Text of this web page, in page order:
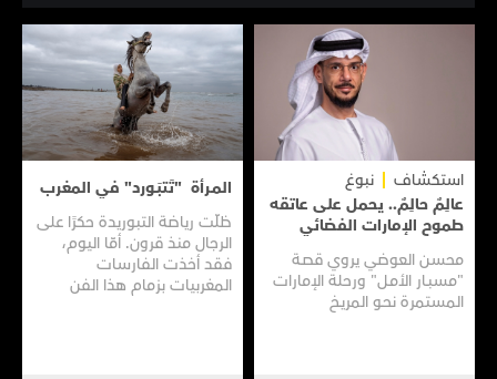
استكشاف
نبوغ
عالِمٌ حالِمٌ.. يحمل على عاتقه
طموح الإمارات الفضائي
محسن العوضي يروي قصـة
"مسبـار الأمـل" ورحلة الإمارات
المستمرة نحـو المريـخ
المـرأة "تَتبَـورد" في المغرب
ظلّت رياضة التبوريدة حكرًا على
الرجال منذ قرون. أمّا اليوم،
فقد أخذت الفارسات
المغربيات بزمام هذا الفن